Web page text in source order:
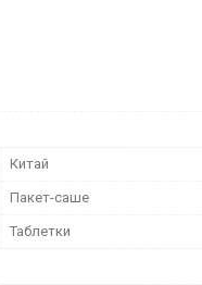
Китай
Пакет-саше
Таблетки